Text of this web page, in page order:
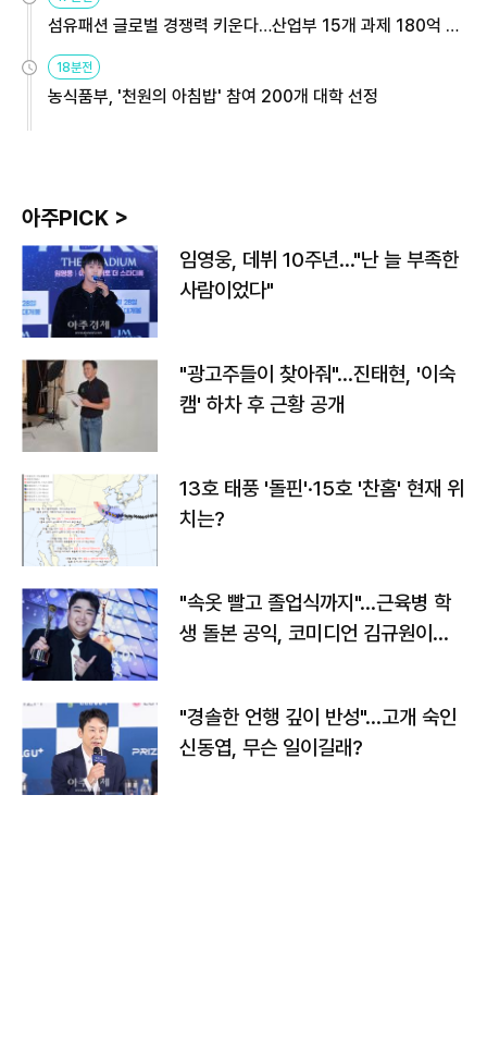
섬유패션 글로벌 경쟁력 키운다…산업부 15개 과제 180억 지
원
18분전
농식품부, '천원의 아침밥' 참여 200개 대학 선정
아주PICK >
임영웅, 데뷔 10주년…"난 늘 부족한
사람이었다"
"광고주들이 찾아줘"…진태현, '이숙
캠' 하차 후 근황 공개
13호 태풍 '돌핀'·15호 '찬홈' 현재 위
치는?
"속옷 빨고 졸업식까지"…근육병 학
생 돌본 공익, 코미디언 김규원이었
"경솔한 언행 깊이 반성"…고개 숙인
신동엽, 무슨 일이길래?